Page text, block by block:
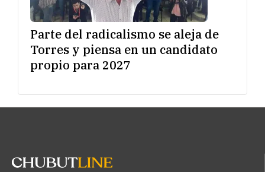
Parte del radicalismo se aleja de
Torres y piensa en un candidato
propio para 2027